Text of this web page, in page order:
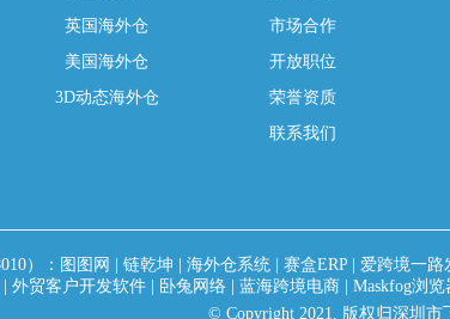
英国海外仓
美国海外仓
3D动态海外仓
市场合作
开放职位
荣誉资质
联系我们
）： 图图网 链乾坤 海外仓系统 赛盒ERP| 爱跨境一路
外贸客户开发软件 卧兔网络 蓝海跨境电商 Maskfog浏览
© Copyright 2021, 版权归深圳